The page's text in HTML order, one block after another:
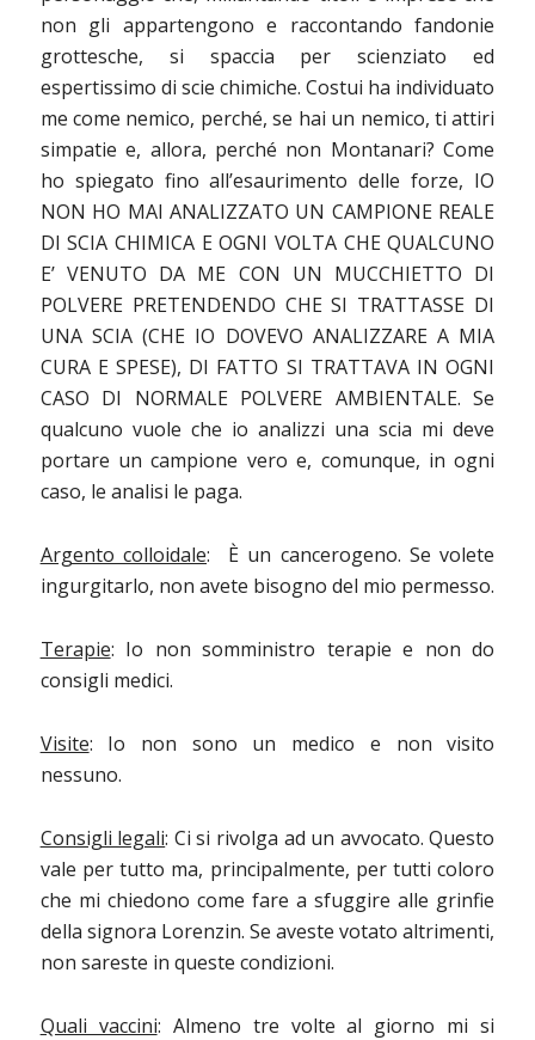
non gli appartengono e raccontando fandonie
grottesche, si spaccia per scienziato ed
espertissimo di scie chimiche. Costui ha individuato
me come nemico, perché, se hai un nemico, ti attiri
simpatie e, allora, perché non Montanari? Come
ho spiegato fino all’esaurimento delle forze, IO
NON HO MAI ANALIZZATO UN CAMPIONE REALE
DI SCIA CHIMICA E OGNI VOLTA CHE QUALCUNO
E’ VENUTO DA ME CON UN MUCCHIETTO DI
POLVERE PRETENDENDO CHE SI TRATTASSE DI
UNA SCIA (CHE IO DOVEVO ANALIZZARE A MIA
CURA E SPESE), DI FATTO SI TRATTAVA IN OGNI
CASO DI NORMALE POLVERE AMBIENTALE. Se
qualcuno vuole che io analizzi una scia mi deve
portare un campione vero e, comunque, in ogni
caso, le analisi le paga.
Argento colloidale: È un cancerogeno. Se volete
ingurgitarlo, non avete bisogno del mio permesso.
Terapie: Io non somministro terapie e non do
consigli medici.
Visite: Io non sono un medico e non visito
nessuno.
Consigli legali: Ci si rivolga ad un avvocato. Questo
vale per tutto ma, principalmente, per tutti coloro
che mi chiedono come fare a sfuggire alle grinfie
della signora Lorenzin. Se aveste votato altrimenti,
non sareste in queste condizioni.
Quali vaccini: Almeno tre volte al giorno mi si